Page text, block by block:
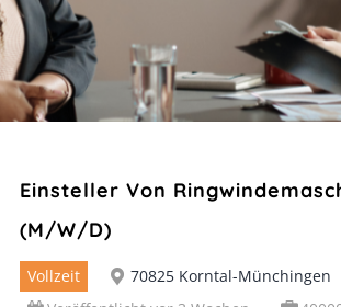
Einsteller Von
(m/w/d)
Vollzeit
70825 Korntal-Münchingen